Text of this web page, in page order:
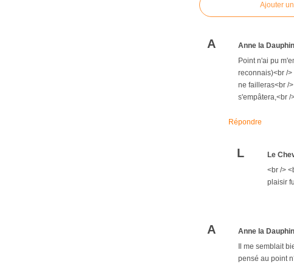
Ajouter
A Anne la
Point n'ai pu
reconnais)<br /
ne failleras<br /
s'empâtera,<br /
Répondre
L Le
<br />
plaisir
A Anne la
Il me semblait
pensé au point